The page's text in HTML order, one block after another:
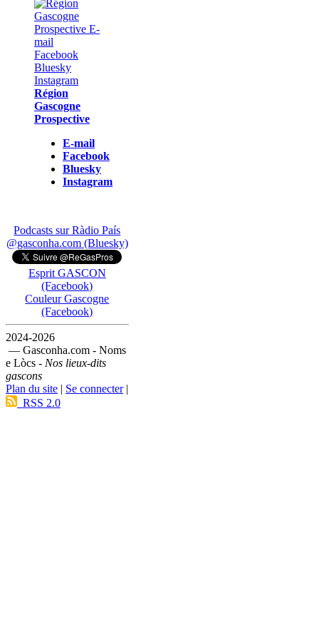
Région
Gascogne
Prospective
E-mail
Facebook
Bluesky
Instagram
Podcasts sur Ràdio País
@gasconha.com (Bluesky)
Esprit GASCON
(Facebook)
Couleur Gascogne
(Facebook)
2024-2026
— Gasconha.com - Noms
e Lòcs - Nos lieux-dits
gascons
Plan du site | Se connecter|
RSS 2.0